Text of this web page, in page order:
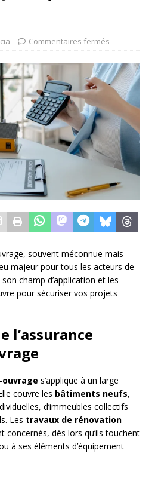
Commentaires fermés
souvent méconnue mais
majeur pour tous les acteurs de
champ d’application et les
pour sécuriser vos projets
l’assurance
s’applique à un large
couvre les bâtiments neufs,
d’immeubles collectifs
Les travaux de rénovation
concernés, dès lors qu’ils touchent
à ses éléments d’équipement